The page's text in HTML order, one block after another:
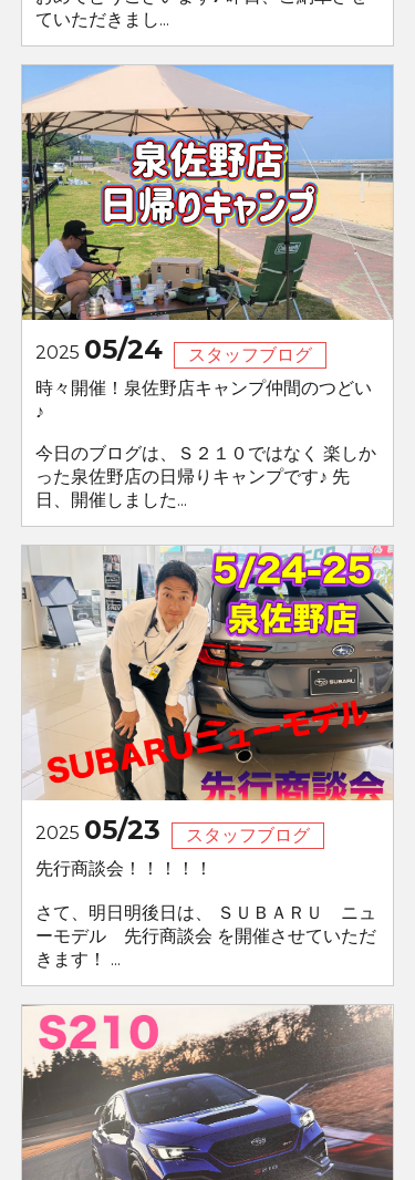
ていただきまし...
2025 05/24
スタッフブログ
時々開催！泉佐野店キャンプ仲間のつどい
♪
今日のブログは、Ｓ２１０ではなく 楽しか
った泉佐野店の日帰りキャンプです♪ 先
日、開催しました...
2025 05/23
スタッフブログ
先行商談会！！！！！
さて、明日明後日は、 ＳＵＢＡＲＵ ニュ
ーモデル 先行商談会 を開催させていただ
きます！ ...